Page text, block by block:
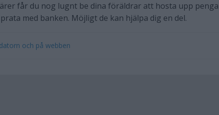
får du nog lugnt be dina föräldrar att hosta upp
med banken. Möjligt de kan hjälpa dig en del.
och på webben